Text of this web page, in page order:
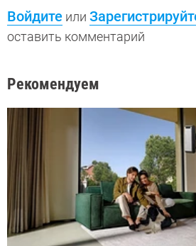
Войдите или
оставить комментарий
Рекомендуем